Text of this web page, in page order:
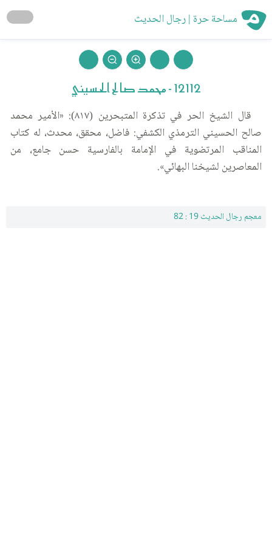
مساحة حرة | رجال الحديث
12112 - محمد صالح الحسيني
قال الشيخ الحر في تذكرة المتبحرين (٨١٧): «الأمير محمد
صالح الحسيني الترمذي الكشفي: فاضل، محقق، محدث، له كتاب
المناقب المرتضوية في الإمامة بالفارسية حسن جامع، من
المعاصرين لشيخنا البهائي».
معجم رجال الحديث 19 : 82